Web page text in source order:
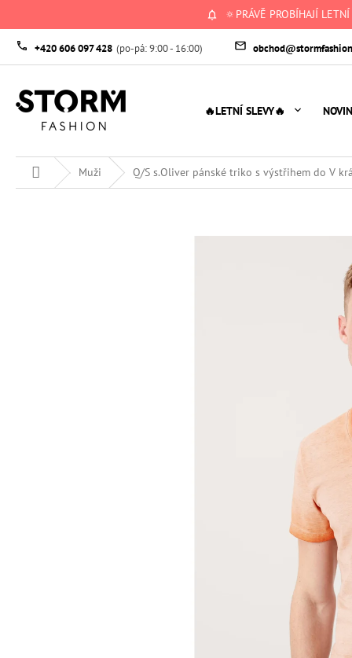
🔅PRÁVĚ PROBÍHAJÍ
+420 606 097 428
🔥LETNÍ SLEVY🔥
Domů Muži Q/S s.Oliver pánské triko s výstřihem do V